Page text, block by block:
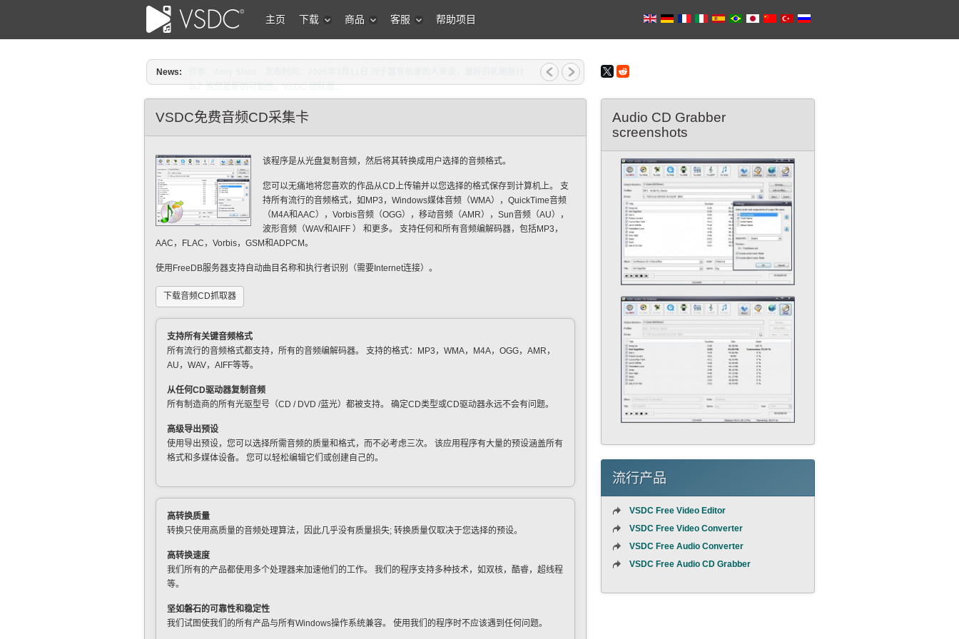
主页 下载 商品 客服 帮助项目
News:
么？当然是新的可能性。VSDC 团队很...
VSDC免费音频CD采集卡
该程序是从光盘复制音频，然后将其转换成用户选择的音频格式。
您可以无痛地将您喜欢的作品从CD上传输并以您选择的格式保存到计算机上。 支
持所有流行的音频格式，如MP3，Windows媒体音频（WMA），QuickTime音频
（M4A和AAC），Vorbis音频（OGG），移动音频（AMR），Sun音频（AU），
波形音频（WAV和AIFF ） 和更多。 支持任何和所有音频编解码器，包括MP3，
AAC，FLAC，Vorbis，GSM和ADPCM。
使用FreeDB服务器支持自动曲目名称和执行者识别（需要Internet连接）。
下载音频CD抓取器
支持所有关键音频格式
所有流行的音频格式都支持，所有的音频编解码器。 支持的格式：MP3，WMA，M4A，OGG，AMR，
AU，WAV，AIFF等等。
从任何CD驱动器复制音频
所有制造商的所有光驱型号（CD / DVD /蓝光）都被支持。 确定CD类型或CD驱动器永远不会有问题。
高级导出预设
使用导出预设，您可以选择所需音频的质量和格式，而不必考虑三次。 该应用程序有大量的预设涵盖所有
格式和多媒体设备。 您可以轻松编辑它们或创建自己的。
高转换质量
转换只使用高质量的音频处理算法，因此几乎没有质量损失; 转换质量仅取决于您选择的预设。
高转换速度
我们所有的产品都使用多个处理器来加速他们的工作。 我们的程序支持多种技术，如双核，酷睿，超线程
等。
坚如磐石的可靠性和稳定性
我们试图使我们的所有产品与所有Windows操作系统兼容。 使用我们的程序时不应该遇到任何问题。
Audio CD Grabber
screenshots
流行产品
VSDC Free Video Editor
VSDC Free Video Converter
VSDC Free Audio Converter
VSDC Free Audio CD Grabber